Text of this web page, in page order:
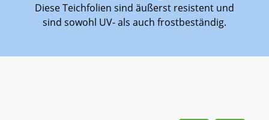
Hohe Beständigkeit
Diese Teichfolien sind äußerst resistent und